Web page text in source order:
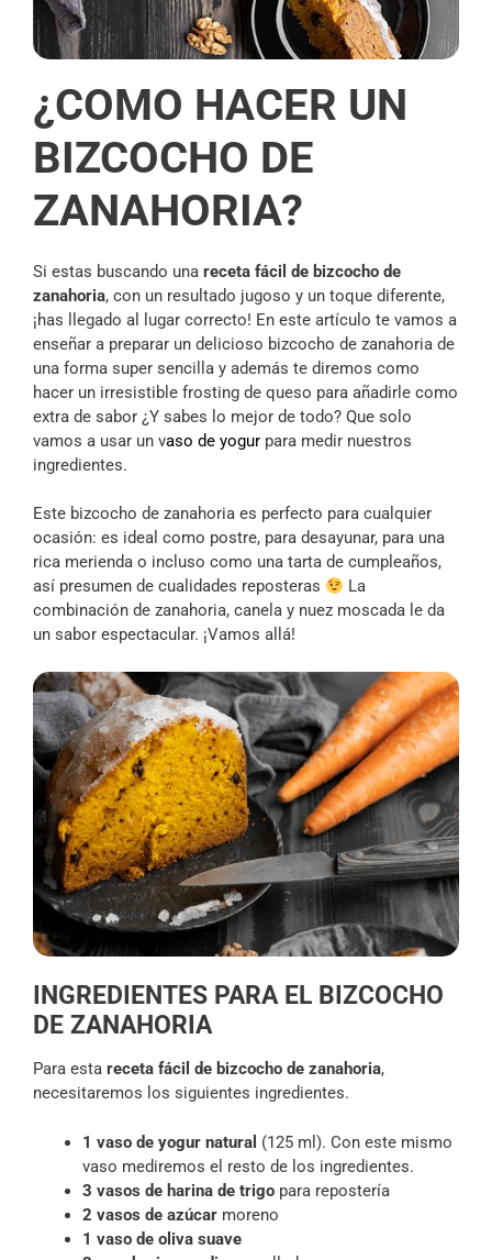
¿COMO HACER UN
BIZCOCHO DE
ZANAHORIA?
Si estas buscando una receta fácil de bizcocho de
zanahoria, con un resultado jugoso y un toque diferente,
¡has llegado al lugar correcto! En este artículo te vamos a
enseñar a preparar un delicioso bizcocho de zanahoria de
una forma super sencilla y además te diremos como
hacer un irresistible frosting de queso para añadirle como
extra de sabor ¿Y sabes lo mejor de todo? Que solo
vamos a usar un vaso de yogur para medir nuestros
ingredientes.
Este bizcocho de zanahoria es perfecto para cualquier
ocasión: es ideal como postre, para desayunar, para una
rica merienda o incluso como una tarta de cumpleaños,
así presumen de cualidades reposteras
La
combinación de zanahoria, canela y nuez moscada le da
un sabor espectacular. ¡Vamos allá!
INGREDIENTES PARA EL BIZCOCHO
DE ZANAHORIA
Para esta receta fácil de bizcocho de zanahoria,
necesitaremos los siguientes ingredientes.
1 vaso de yogur natural (125 ml). Con este mismo
vaso mediremos el resto de los ingredientes.
3 vasos de harina de trigo para repostería
2 vasos de azúcar moreno
1 vaso de oliva suave